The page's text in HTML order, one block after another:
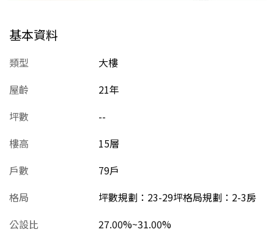
基本資料
類型
大樓
屋齡
21年
坪數
--
樓高
15層
戶數
79戶
格局
坪數規劃：23-29坪格局規劃：2-3房
公設比
27.00%~31.00%